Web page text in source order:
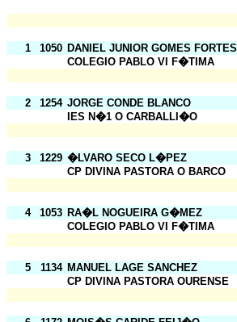
1 1050 DANIEL JUNIOR GOMES FORTES
COLEGIO PABLO VI F�TIMA
2
1254 JORGE CONDE BLANCO
IES N�1 O CARBALLI�O
3
1229 �LVARO SECO L�PEZ
CP DIVINA PASTORA O BARCO
4
1053 RA�L NOGUEIRA G�MEZ
COLEGIO PABLO VI F�TIMA
5
1134 MANUEL LAGE SANCHEZ
CP DIVINA PASTORA OURENSE